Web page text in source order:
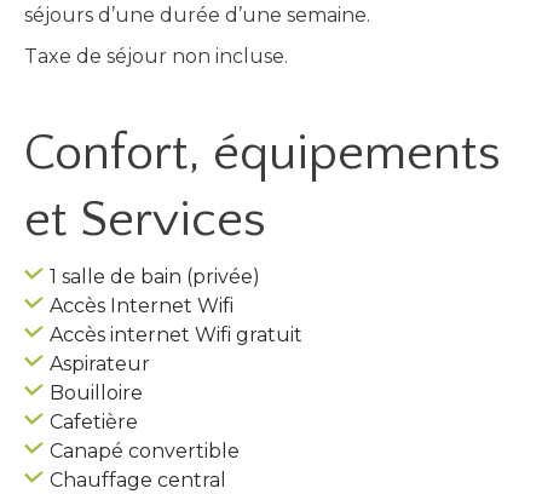
séjours d’une durée d’une semaine.
Taxe de séjour non incluse.
Confort, équipements
et Services
1 salle de bain (privée)
Accès Internet Wifi
Accès internet Wifi gratuit
Aspirateur
Bouilloire
Cafetière
Canapé convertible
Chauffage central